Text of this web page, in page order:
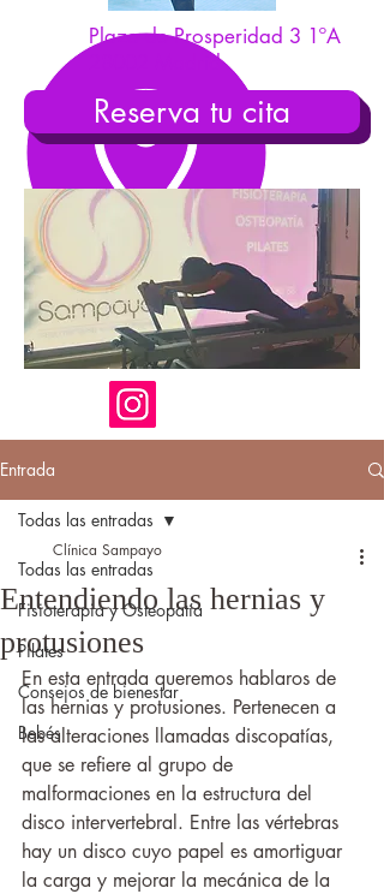
Plaza de Prosperidad 3 1ºA
28002 Madrid
Reserva tu cita
Entrada
Todas las entradas
Fisioterapia y Osteopatía
Pilates
Consejos de bienestar
Bebés
Todas las entradas
Entendiendo las hernias y
protusiones
Clínica Sampayo
En esta entrada queremos hablaros de
las hernias y protusiones. Pertenecen a
las alteraciones llamadas discopatías,
que se refiere al grupo de
malformaciones en la estructura del
disco intervertebral. Entre las vértebras
hay un disco cuyo papel es amortiguar
la carga y mejorar la mecánica de la